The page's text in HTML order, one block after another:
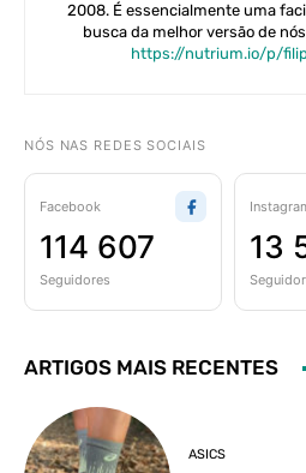
2008. É essencialmente uma
busca da melhor versão de
https://nutrium.io/p/
NÓS NAS REDES SOCIAIS
Facebook
114 607
Seguidores
13
ARTIGOS MAIS RECENTES
ASICS